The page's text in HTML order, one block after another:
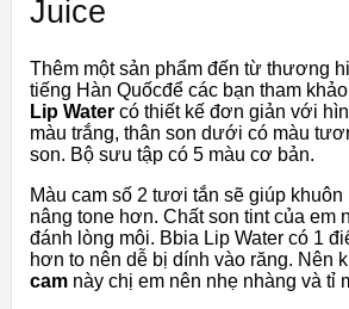
Juice
Thêm một sản phẩm đến từ thương
tiếng Hàn Quốcđể các bạn tham
Lip Water có thiết kế đơn giản với
màu trắng, thân son dưới có màu
son. Bộ sưu tập có 5 màu cơ bản.
Màu cam số 2 tươi tắn sẽ giúp khuôn
nâng tone hơn. Chất son tint của em
đánh lòng môi. Bbia Lip Water có 1
hơn to nên dễ bị dính vào răng. Nên
cam này chị em nên nhẹ nhàng và tỉ